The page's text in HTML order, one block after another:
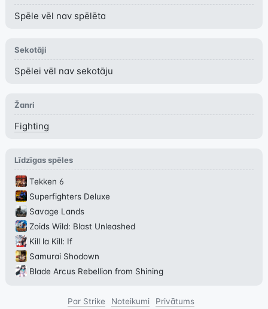
Spēle vēl nav spēlēta
Sekotāji
Spēlei vēl nav sekotāju
Žanri
Fighting
Līdzīgas spēles
Tekken 6
Superfighters Deluxe
Savage Lands
Zoids Wild: Blast Unleashed
Kill la Kill: If
Samurai Shodown
Blade Arcus Rebellion from Shining
Par Strike Noteikumi
Privātums